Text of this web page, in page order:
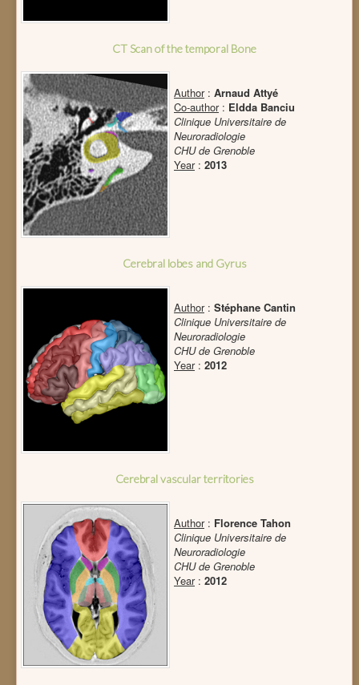
CT Scan of the temporal Bone
Author: Arnaud Attyé
Co-author: Eldda Banciu
Clinique Universitaire de
Neuroradiologie
CHU de Grenoble
Year: 2013
Cerebral lobes and Gyrus
Author: Stéphane Cantin
Clinique Universitaire de
Neuroradiologie
CHU de Grenoble
Year: 2012
Cerebral vascular territories
Author: Florence Tahon
Clinique Universitaire de
Neuroradiologie
CHU de Grenoble
Year: 2012